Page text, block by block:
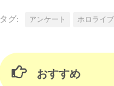
タグ: アンケート ホロライブ
おすすめ